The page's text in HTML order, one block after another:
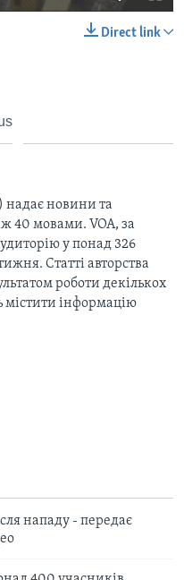
Direct link
надає новини та
40 мовами. VOA, за
у понад 326
Статті авторства
роботи декількох
містити інформацію
нападу - передає